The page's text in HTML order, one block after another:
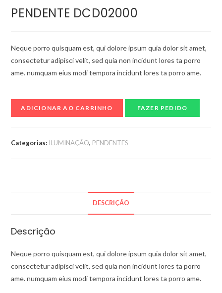
PENDENTE DCD02000
Neque porro quisquam est, qui dolore ipsum quia dolor sit amet,
consectetur adipisci velit, sed quia non incidunt lores ta porro
ame. numquam eius modi tempora incidunt lores ta porro ame.
ADICIONAR AO CARRINHO FAZER PEDIDO
Categorias: ILUMINAÇÃO, PENDENTES
DESCRIÇÃO
Descrição
Neque porro quisquam est, qui dolore ipsum quia dolor sit amet,
consectetur adipisci velit, sed quia non incidunt lores ta porro
ame. numquam eius modi tempora incidunt lores ta porro ame.